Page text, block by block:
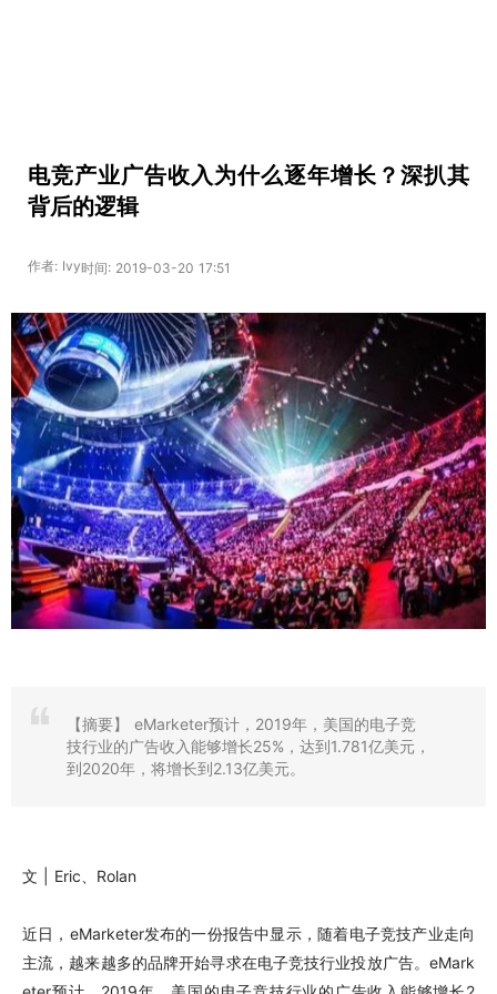
电竞产业广告收入为什么逐年增长？深扒其
背后的逻辑
作者: Ivy时间: 2019-03-20 17:51
【摘要】
eMarketer预计，2019年，美国的电子竞
技行业的广告收入能够增长25%，达到1.781亿美元，
到2020年，将增长到2.13亿美元。
文 | Eric、Rolan
近日，eMarketer发布的一份报告中显示，随着电子竞技产业走向
主流，越来越多的品牌开始寻求在电子竞技行业投放广告。eMark